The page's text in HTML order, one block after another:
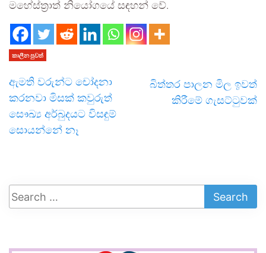
මහේස්ත්‍රාත් නියෝගයේ සඳහන් වේ.
කාලීන පුවත්
ඇමති වරුන්ට චෝදනා
කරනවා මිසක් කවුරුත්
සෞඛ්‍ය අර්බුදයට විසඳුම්
සොයන්නේ නෑ
බිත්තර පාලන මිල ඉවත්
කිරීමේ ගැසට්ටුවක්